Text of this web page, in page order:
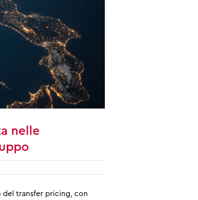
nelle
del transfer pricing, con